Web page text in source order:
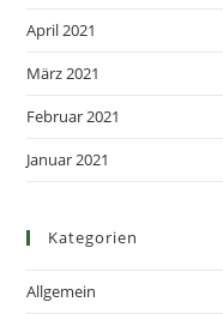
April 2021
März 2021
Februar 2021
Januar 2021
Kategorien
Allgemein